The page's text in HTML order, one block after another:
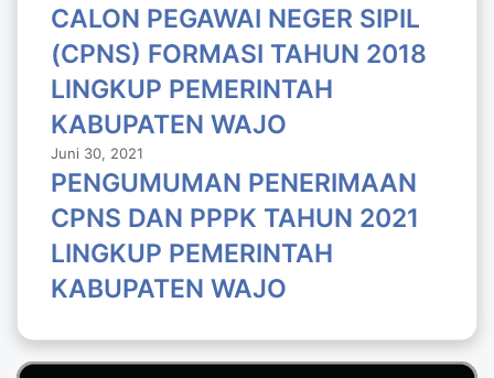
CALON PEGAWAI NEGER SIPIL
(CPNS) FORMASI TAHUN 2018
LlNGKUP PEMERINTAH
KABUPATEN WAJO
Juni 30, 2021
PENGUMUMAN PENERIMAAN
CPNS DAN PPPK TAHUN 2021
LINGKUP PEMERINTAH
KABUPATEN WAJO